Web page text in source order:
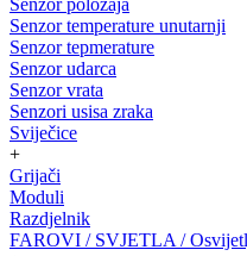
Senzor položaja
Senzor temperature unutarnji
Senzor tepmerature
Senzor udarca
Senzor vrata
Senzori usisa zraka
Sviječice
+
Grijači
Moduli
Razdjelnik
FAROVI / SVJETLA /